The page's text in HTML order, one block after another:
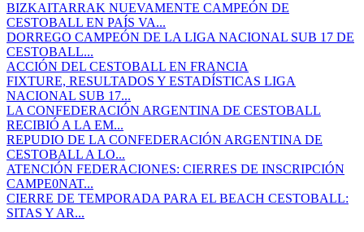
BIZKAITARRAK NUEVAMENTE CAMPEÓN DE
CESTOBALL EN PAÍS VA...
DORREGO CAMPEÓN DE LA LIGA NACIONAL SUB 17 DE
CESTOBALL...
ACCIÓN DEL CESTOBALL EN FRANCIA
FIXTURE, RESULTADOS Y ESTADÍSTICAS LIGA
NACIONAL SUB 17...
LA CONFEDERACIÓN ARGENTINA DE CESTOBALL
RECIBIÓ A LA EM...
REPUDIO DE LA CONFEDERACIÓN ARGENTINA DE
CESTOBALL A LO...
ATENCIÓN FEDERACIONES: CIERRES DE INSCRIPCIÓN
CAMPE0NAT...
CIERRE DE TEMPORADA PARA EL BEACH CESTOBALL:
SITAS Y AR...